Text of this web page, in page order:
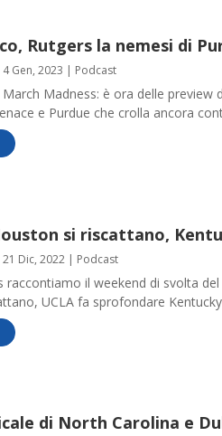
Rutgers la nemesi di
4 Gen, 2023 | Podcast
Madness: è ora delle preview
e Purdue che crolla ancora
si riscattano,
21 Dic, 2022| Podcast
raccontiamo il weekend di svolta
UCLA fa sprofondare Kentucky
di North Carolina e